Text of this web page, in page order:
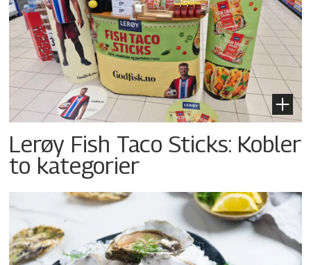
Lerøy Fish Taco Sticks: Kobler
to kategorier